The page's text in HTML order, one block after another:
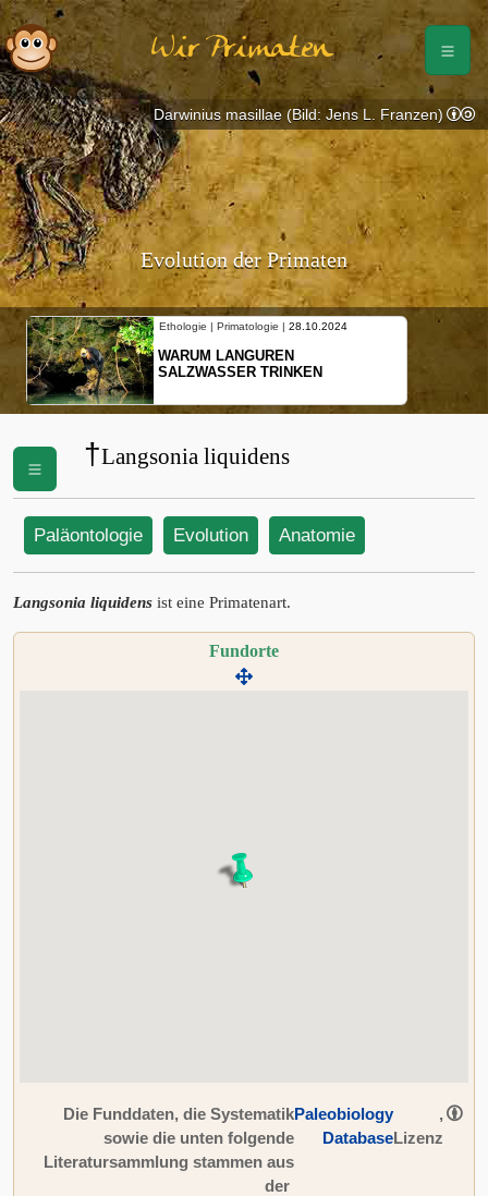
Wir Primaten
Evolution der Primaten
Ethologie | Primatologie | 28.10.2024
WARUM LANGUREN
SALZWASSER TRINKEN
Darwinius masillae (Bild: Jens L. Franzen)
†Langsonia liquidens
Paläontologie Evolution Anatomie
Langsonia liquidens ist eine Primatenart.
Fundorte
Die Funddaten, die Systematik
sowie die unten folgende
Literatursammlung stammen aus
der
Paleobiology
Database
,
Lizenz